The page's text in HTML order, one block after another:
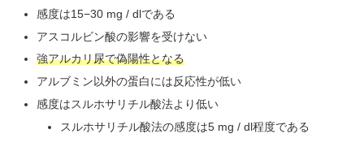
感度は15−30 mg / dlである
アスコルビン酸の影響を受けない
強アルカリ尿で偽陽性となる
アルブミン以外の蛋白には反応性が低い
感度はスルホサリチル酸法より低い
スルホサリチル酸法の感度は5 mg / dl程度である